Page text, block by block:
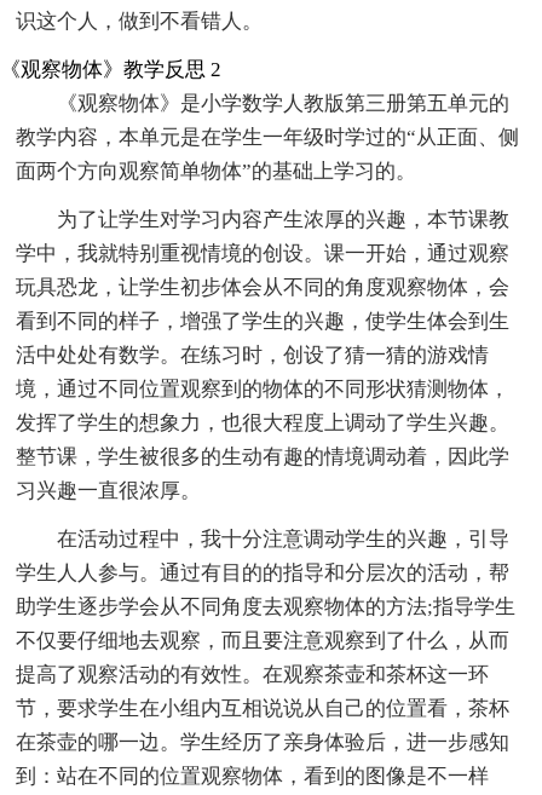
识这个人，做到不看错人。
《观察物体》教学反思 2
《观察物体》是小学数学人教版第三册第五单元的
教学内容，本单元是在学生一年级时学过的“从正面、侧
面两个方向观察简单物体”的基础上学习的。
为了让学生对学习内容产生浓厚的兴趣，本节课教
学中，我就特别重视情境的创设。课一开始，通过观察
玩具恐龙，让学生初步体会从不同的角度观察物体，会
看到不同的样子，增强了学生的兴趣，使学生体会到生
活中处处有数学。在练习时，创设了猜一猜的游戏情
境，通过不同位置观察到的物体的不同形状猜测物体，
发挥了学生的想象力，也很大程度上调动了学生兴趣。
整节课，学生被很多的生动有趣的情境调动着，因此学
习兴趣一直很浓厚。
在活动过程中，我十分注意调动学生的兴趣，引导
学生人人参与。通过有目的的指导和分层次的活动，帮
助学生逐步学会从不同角度去观察物体的方法;指导学生
不仅要仔细地去观察，而且要注意观察到了什么，从而
提高了观察活动的有效性。在观察茶壶和茶杯这一环
节，要求学生在小组内互相说说从自己的位置看，茶杯
在茶壶的哪一边。学生经历了亲身体验后，进一步感知
到：站在不同的位置观察物体，看到的图像是不一样